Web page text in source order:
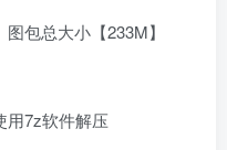
包总大小【233M】
用7z软件解压